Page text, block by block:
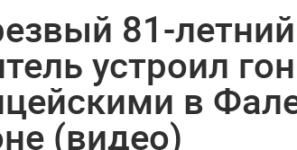
81-летний
устроил
в
(видео)